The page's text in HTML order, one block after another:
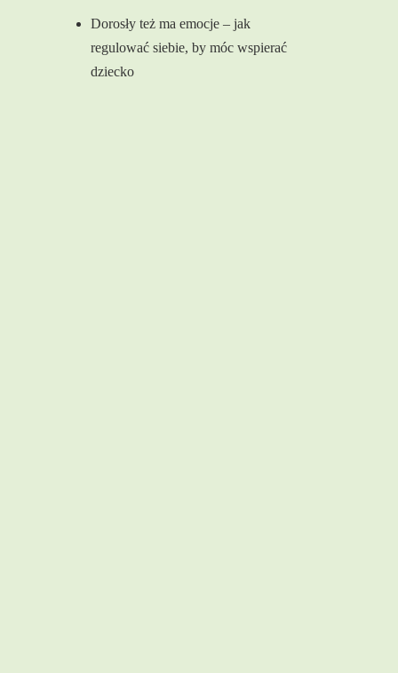
Dorosły też ma emocje – jak
regulować siebie, by móc wspierać
dziecko